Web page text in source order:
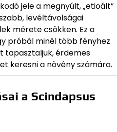
jele a megnyúlt, „etioált”
levéltávolságai
mérete csökken. Ez a
próbál minél több fényhez
tapasztaljuk, érdemes
keresni a növény számára.
a Scindapsus